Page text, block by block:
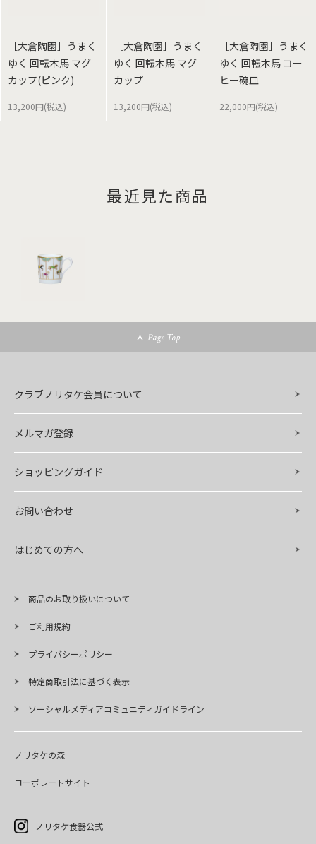
［大倉陶園］うまく
ゆく 回転木馬 マグ
カップ(ピンク)
13,200円(税込)
［大倉陶園］うまく
ゆく 回転木馬 マグ
カップ
13,200円(税込)
［大倉陶園］うまく
ゆく 回転木馬 コー
ヒー碗皿
22,000円(税込)
最近見た商品
Page Top
クラブノリタケ会員について
メルマガ登録
ショッピングガイド
お問い合わせ
はじめての方へ
商品のお取り扱いについて
ご利用規約
プライバシーポリシー
特定商取引法に基づく表示
ソーシャルメディアコミュニティガイドライン
ノリタケの森
コーポレートサイト
ノリタケ食器公式